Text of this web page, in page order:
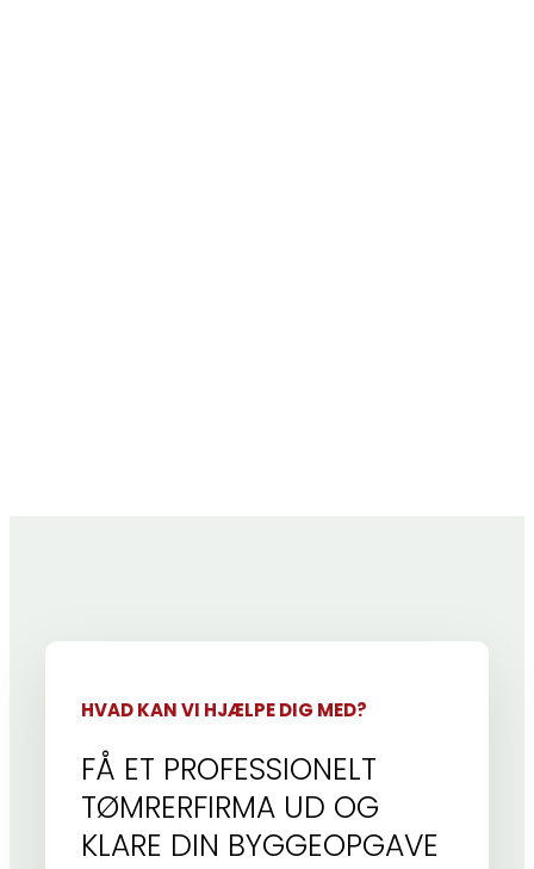
HVAD KAN VI HJÆLPE DIG MED?
FÅ ET PROFESSIONELT
TØMRERFIRMA UD OG
KLARE DIN BYGGEOPGAVE